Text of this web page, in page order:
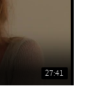
27:41